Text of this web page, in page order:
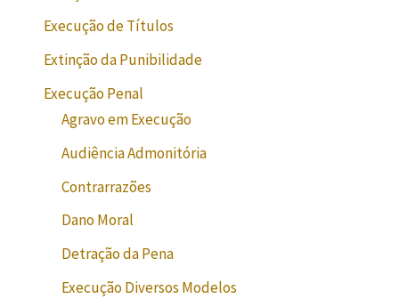
Execução de Títulos
Extinção da Punibilidade
Execução Penal
Agravo em Execução
Audiência Admonitória
Contrarrazões
Dano Moral
Detração da Pena
Execução Diversos Modelos